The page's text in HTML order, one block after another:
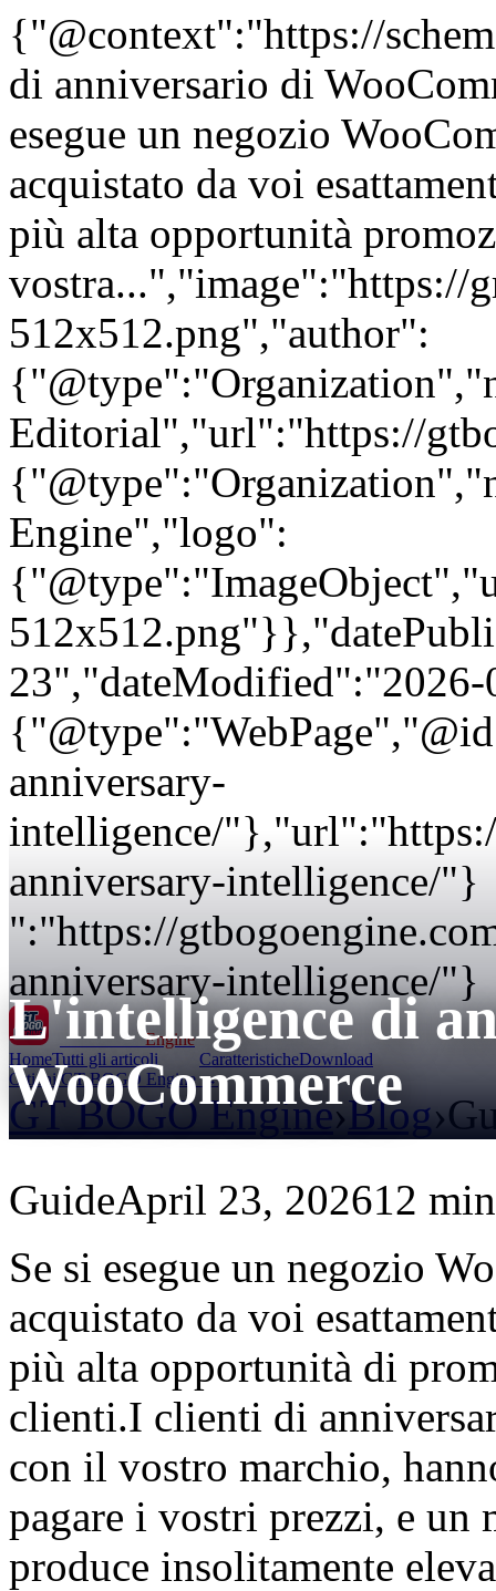
{"@context":"https://
di anniversario di
esegue un negozio
acquistato da voi
più alta opportunità
vostra...","image":"https://
512x512.png","author":
Editorial","url":"https://
Engine","logo":
anniversary-
intelligence/
anniversary-intelligence/"}
":"https://
anniversary-intelligence/"}
GT BOGOEngine
HomeTutti gli articoli CaratteristicheDownload
Ottieni GT BOGO Engine →
GT BOGO Engine›Blog›
L'intelligence di
WooCommerce
GuideApril 23, 202612
Se si esegue un negozio
acquistato da voi
più alta opportunità di
clienti.I clienti di
con il vostro marchio,
pagare i vostri prezzi, e un
produce insolitamente